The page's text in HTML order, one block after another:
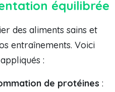
équilibrée
des aliments sains et
entraînements. Voici
:
de protéines :